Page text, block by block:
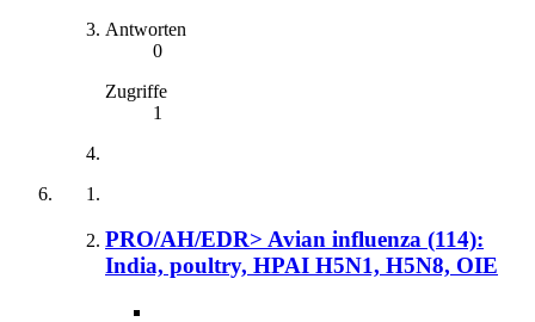
Antworten
0
Zugriffe
1
PRO/AH/EDR> Avian influenza (114):
India, poultry, HPAI H5N1, H5N8, OIE